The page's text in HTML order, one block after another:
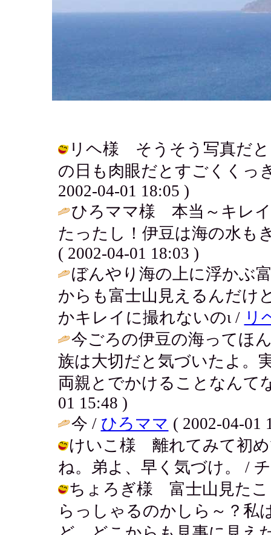
リヘ様 そうそう写真だと
の日も肉眼だとすごくくっ
2002-04-01 18:05 )
ひろママ様 本当～キレ
たったし！伊豆は海の水も
( 2002-04-01 18:03 )
ぼんやり海の上に浮かぶ
からも富士山見えるんだけ
かキレイに撮れないのι / リ
今ごろの伊豆の海ってほ
族は大切だと気づいたよ。
両親とでかけることなんて
01 15:48 )
今 / ひろママ ( 2002-04-01
けいこ様 離れてみて初め
ね。弟よ、早く気づけ。 /
ちょろぎ様 富士山見たこ
らっしゃるのかしら～？私